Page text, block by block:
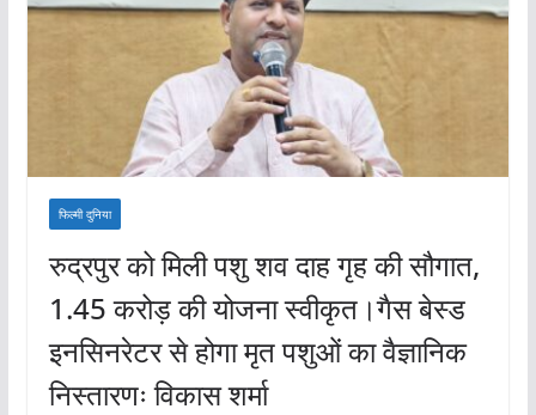
फिल्मी दुनिया
रुद्रपुर को मिली पशु शव दाह गृह की सौगात,
1.45 करोड़ की योजना स्वीकृत।गैस बेस्ड
इनसिनरेटर से होगा मृत पशुओं का वैज्ञानिक
निस्तारणः विकास शर्मा